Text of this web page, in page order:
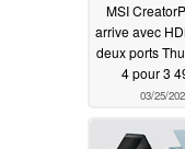
MSI
arrive avec
deux ports
4 pour 3
03/25/